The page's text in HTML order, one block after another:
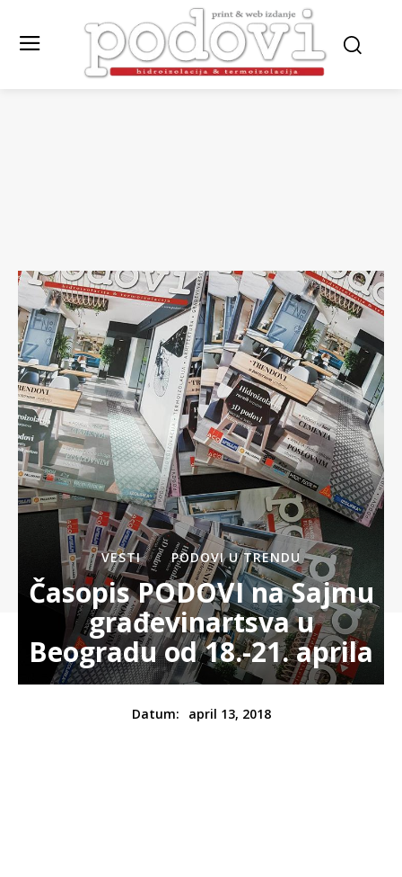
VESTI PODOVI U TRENDU
Časopis PODOVI na Sajmu
građevinartsva u
Beogradu od 18.-21. aprila
Datum: april 13, 2018